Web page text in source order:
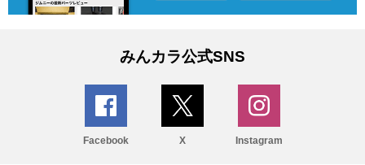
みんカラ公式SNS
Facebook X Instagram